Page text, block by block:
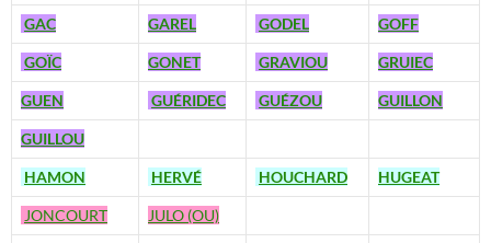
GAC GAREL GODEL GOFF
GOÏC GONET GRAVIOU GRUIEC
GUEN GUÉRIDEC GUÉZOU GUILLON
GUILLOU
HAMON HERVÉ HOUCHARD HUGEAT
JONCOURT JULO (OU)